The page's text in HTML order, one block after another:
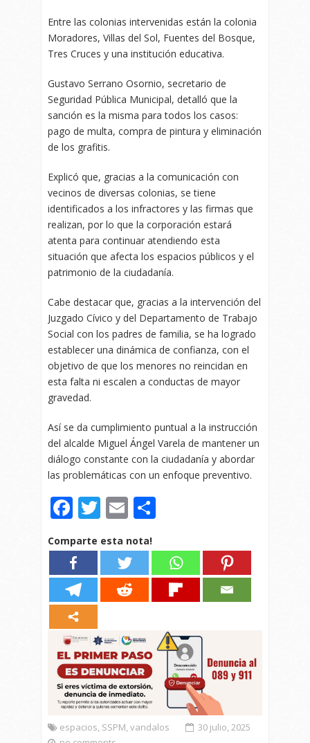
Entre las colonias intervenidas están la colonia
Moradores, Villas del Sol, Fuentes del Bosque,
Tres Cruces y una institución educativa.
Gustavo Serrano Osornio, secretario de
Seguridad Pública Municipal, detalló que la
sanción es la misma para todos los casos:
pago de multa, compra de pintura y eliminación
de los grafitis.
Explicó que, gracias a la comunicación con
vecinos de diversas colonias, se tiene
identificados a los infractores y las firmas que
realizan, por lo que la corporación estará
atenta para continuar atendiendo esta
situación que afecta los espacios públicos y el
patrimonio de la ciudadanía.
Cabe destacar que, gracias a la intervención del
Juzgado Cívico y del Departamento de Trabajo
Social con los padres de familia, se ha logrado
establecer una dinámica de confianza, con el
objetivo de que los menores no reincidan en
esta falta ni escalen a conductas de mayor
gravedad.
Así se da cumplimiento puntual a la instrucción
del alcalde Miguel Ángel Varela de mantener un
diálogo constante con la ciudadanía y abordar
las problemáticas con un enfoque preventivo.
Facebook
Twitter
Email
Comparte esta nota!
espacios, SSPM,vandalos
30 julio, 2025